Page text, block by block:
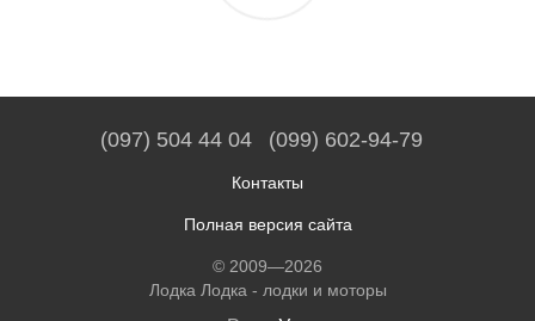
(097) 504 44 04 (099) 602-94-79
Контакты
Полная версия сайта
© 2009—2026
Лодка Лодка - лодки и моторы